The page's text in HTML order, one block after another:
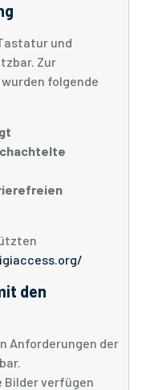
und
Zur
folgende
den
Anforderungen der
Bilder verfügen